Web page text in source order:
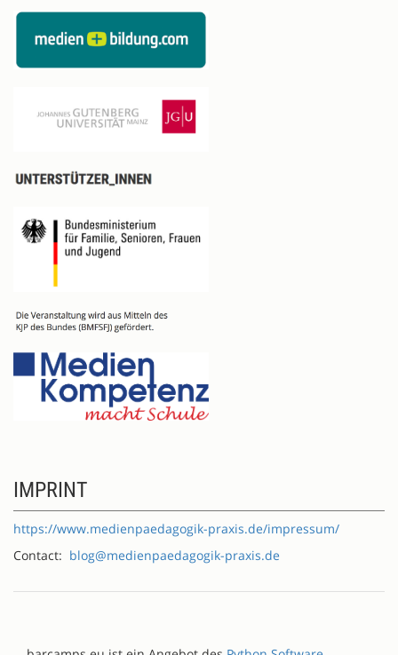
IMPRINT
https://www.medienpaedagogik-praxis.de/impressum/
Contact: blog@medienpaedagogik-praxis.de